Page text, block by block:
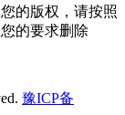
的版权，请按照
的要求删除
豫ICP备